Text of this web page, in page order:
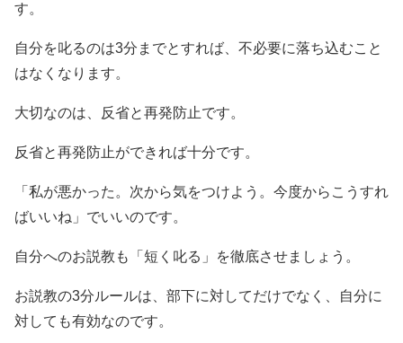
す。
自分を叱るのは3分までとすれば、不必要に落ち込むこと
はなくなります。
大切なのは、反省と再発防止です。
反省と再発防止ができれば十分です。
「私が悪かった。次から気をつけよう。今度からこうすれ
ばいいね」でいいのです。
自分へのお説教も「短く叱る」を徹底させましょう。
お説教の3分ルールは、部下に対してだけでなく、自分に
対しても有効なのです。